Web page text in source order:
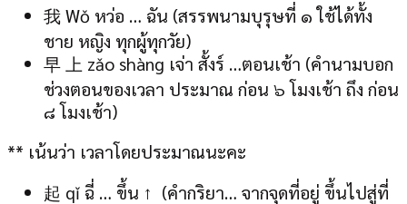
我 Wǒ หว่อ … ฉัน (สรรพนามบุรุษที่ ๑ ใช้ได้ทั้ง
ชาย หญิง ทุกผู้ทุกวัย)
早 上 zǎo shàng เจ่า สั้งร์ …ตอนเช้า (คำนามบอก
ช่วงตอนของเวลา ประมาณ ก่อน ๖ โมงเช้า ถึง ก่อน
๘ โมงเช้า)
** เน้นว่า เวลาโดยประมาณนะคะ
起 qǐ ฉี่ … ขึ้น ↑ (คำกริยา… จากจุดที่อยู่ ขึ้นไปสู่ที่